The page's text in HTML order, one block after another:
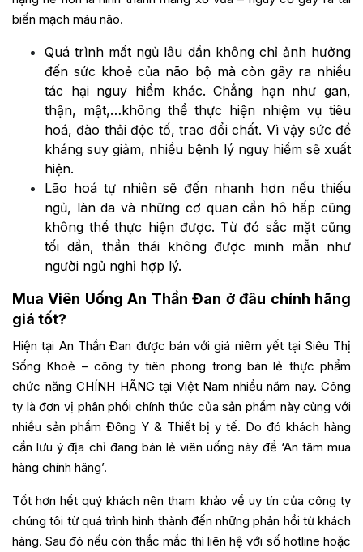
biến mạch máu não.
Quá trình mất ngủ lâu dần không chỉ ảnh hưởng
đến sức khoẻ của não bộ mà còn gây ra nhiều
tác hại nguy hiểm khác. Chẳng hạn như gan,
thận, mật,…không thể thực hiện nhiệm vụ tiêu
hoá, đào thải độc tố, trao đổi chất. Vì vậy sức đề
kháng suy giảm, nhiều bệnh lý nguy hiểm sẽ xuất
hiện.
Lão hoá tự nhiên sẽ đến nhanh hơn nếu thiếu
ngủ, làn da và những cơ quan cần hô hấp cũng
không thể thực hiện được. Từ đó sắc mặt cũng
tối dần, thần thái không được minh mẫn như
người ngủ nghỉ hợp lý.
Mua Viên Uống An Thần Đan ở đâu chính hãng
giá tốt?
Hiện tại An Thần Đan được bán với giá niêm yết tại Siêu Thị
Sống Khoẻ – công ty tiên phong trong bán lẻ thực phẩm
chức năng CHÍNH HÃNG tại Việt Nam nhiều năm nay. Công
ty là đơn vị phân phối chính thức của sản phẩm này cùng với
nhiều sản phẩm Đông Y & Thiết bị y tế. Do đó khách hàng
cần lưu ý địa chỉ đang bán lẻ viên uống này để ‘An tâm mua
hàng chính hãng’.
Tốt hơn hết quý khách nên tham khảo về uy tín của công ty
chúng tôi từ quá trình hình thành đến những phản hồi từ khách
hàng. Sau đó nếu còn thắc mắc thì liên hệ với số hotline hoặc